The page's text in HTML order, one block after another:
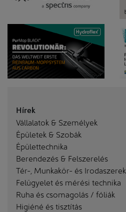
Hírek
Vállalatok & Személyek
Épületek & Szobák
Épülettechnika
Berendezés & Felszerelés
Tér-, Munkakör- és Irodaszerek
Felügyelet és mérési technika
Ruha és csomagolás / fóliák
Higiéné és tisztítás